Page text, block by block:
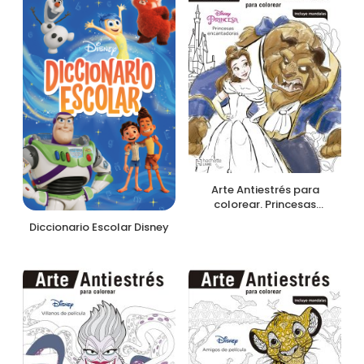
Diccionario Escolar Disney
Arte Antiestrés para
colorear. Princesas